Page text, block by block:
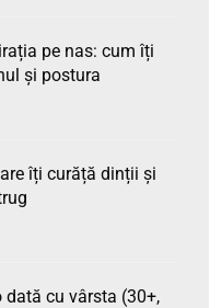
pe nas: cum îți
și postura
îți curăță dinții și
cu vârsta (30+,